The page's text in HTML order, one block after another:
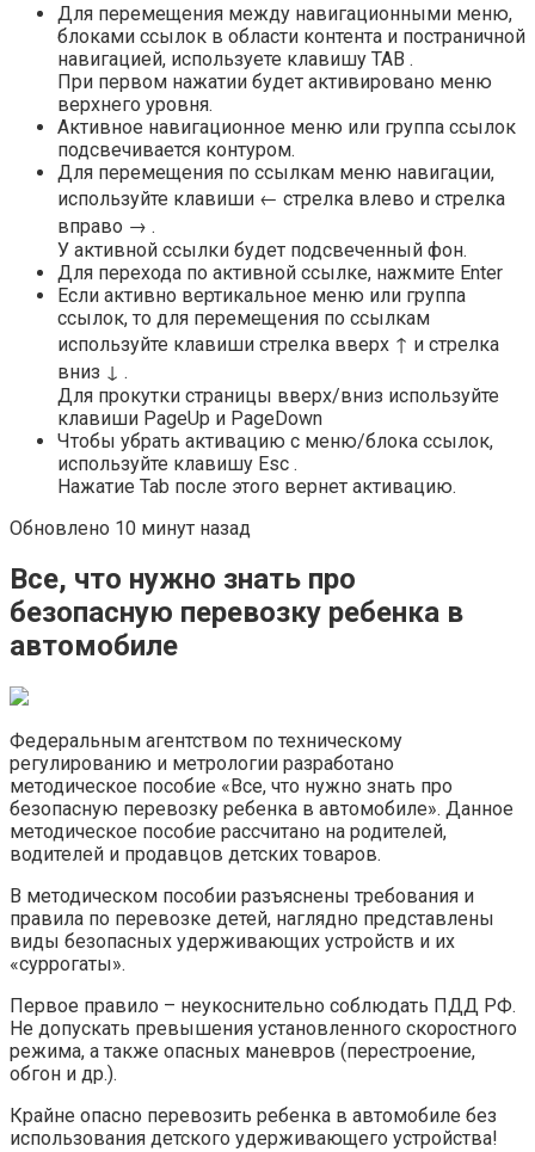
Для перемещения между навигационными меню,
блоками ссылок в области контента и постраничной
навигацией, используете клавишу TAB .
При первом нажатии будет активировано меню
верхнего уровня.
Активное навигационное меню или группа ссылок
подсвечивается контуром.
Для перемещения по ссылкам меню навигации,
используйте клавиши ← стрелка влево и стрелка
вправо → .
У активной ссылки будет подсвеченный фон.
Для перехода по активной ссылке, нажмите Enter
Если активно вертикальное меню или группа
ссылок, то для перемещения по ссылкам
используйте клавиши стрелка вверх ↑ и стрелка
вниз ↓ .
Для прокутки страницы вверх/вниз используйте
клавиши PageUp и PageDown
Чтобы убрать активацию с меню/блока ссылок,
используйте клавишу Esc .
Нажатие Tab после этого вернет активацию.
Обновлено 10 минут назад
Все, что нужно знать про
безопасную перевозку ребенка в
автомобиле
Федеральным агентством по техническому
регулированию и метрологии разработано
методическое пособие «Все, что нужно знать про
безопасную перевозку ребенка в автомобиле». Данное
методическое пособие рассчитано на родителей,
водителей и продавцов детских товаров.
В методическом пособии разъяснены требования и
правила по перевозке детей, наглядно представлены
виды безопасных удерживающих устройств и их
«суррогаты».
Первое правило – неукоснительно соблюдать ПДД РФ.
Не допускать превышения установленного скоростного
режима, а также опасных маневров (перестроение,
обгон и др.).
Крайне опасно перевозить ребенка в автомобиле без
использования детского удерживающего устройства!